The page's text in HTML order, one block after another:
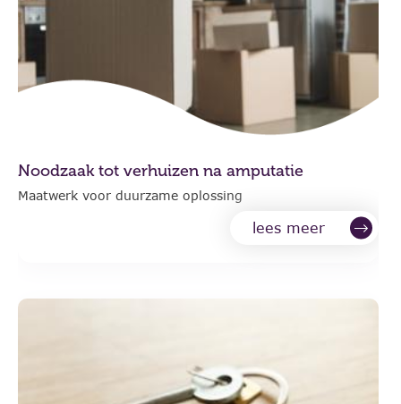
Noodzaak tot verhuizen na amputatie
Maatwerk voor duurzame oplossing
lees meer